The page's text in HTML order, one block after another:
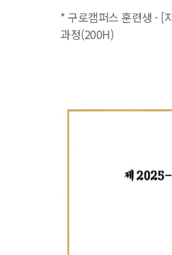
* 구로캠퍼스 훈련생 - [
과정(200H)